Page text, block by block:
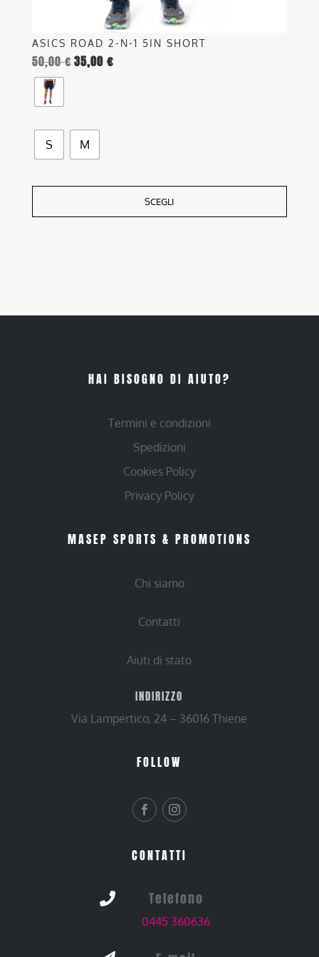
ASICS ROAD 2-N-1 5IN SHORT
50,00€35,00 €
S M
SCEGLI
HAI BISOGNO DI AIUTO?
Termini e condizioni
Spedizioni
Cookies Policy
Privacy Policy
MASEP SPORTS & PROMOTIONS
Chi siamo
Contatti
Aiuti di stato
INDIRIZZO
Via Lampertico, 24 – 36016 Thiene
FOLLOW
CONTATTI
 Telefono
0445 360636